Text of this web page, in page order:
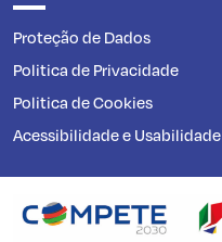
Proteção de Dados
Politica de Privacidade
Politica de Cookies
Acessibilidade e Usabilidade